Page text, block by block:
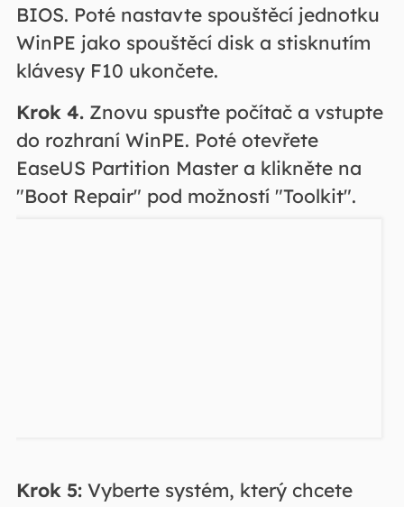
BIOS. Poté nastavte spouštěcí jednotku
WinPE jako spouštěcí disk a stisknutím
klávesy F10 ukončete.
Krok 4. Znovu spusťte počítač a vstupte
do rozhraní WinPE. Poté otevřete
EaseUS Partition Master a klikněte na
"Boot Repair" pod možností "Toolkit".
Krok 5: Vyberte systém, který chcete